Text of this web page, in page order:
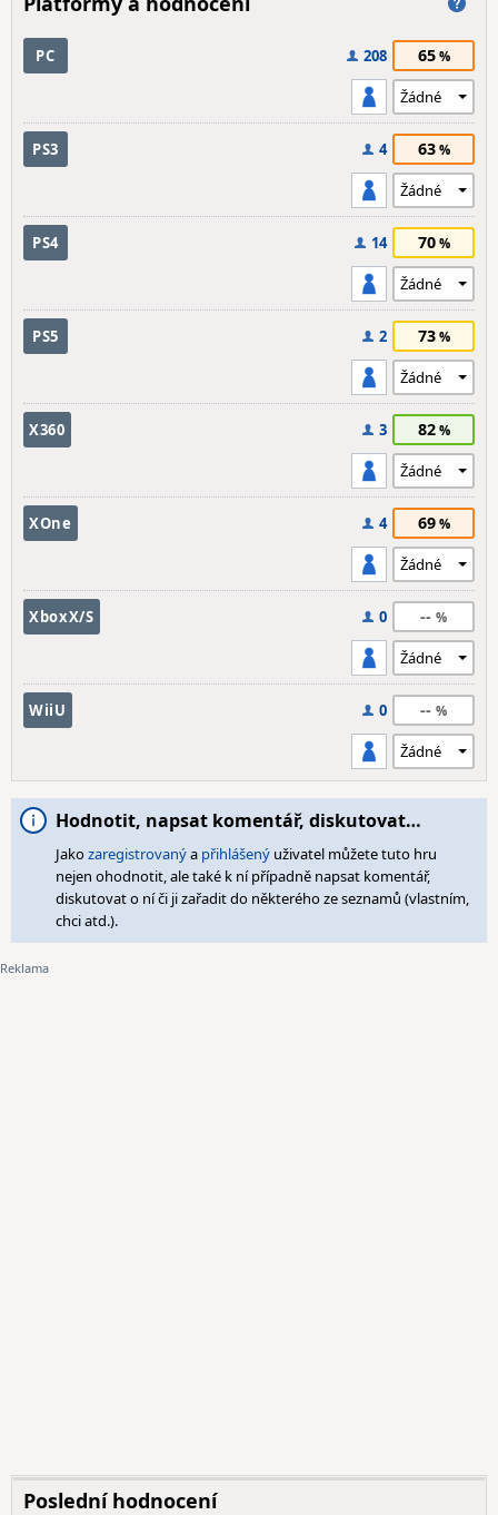
PC 208 65
PS3 4 63
PS4 14 70
PS5 2 73
X360 3 82
XOne 4 69
XboxX/S 0 --
WiiU 0 --
Hodnotit, napsat komentář, diskutovat…
Jakozaregistrovanýa přihlášený uživatel můžete tuto hru
nejen ohodnotit, ale také k ní případně napsat komentář,
diskutovat o ní či ji zařadit do některého ze seznamů (vlastním,
chci atd.).
Poslední hodnocení